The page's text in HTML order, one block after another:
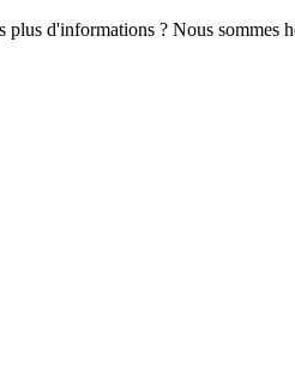
plus d'informations ? Nous sommes